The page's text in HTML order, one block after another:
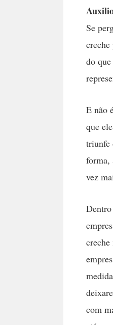
Se
creche
do
E não
que
triunfe
forma,
vez
com